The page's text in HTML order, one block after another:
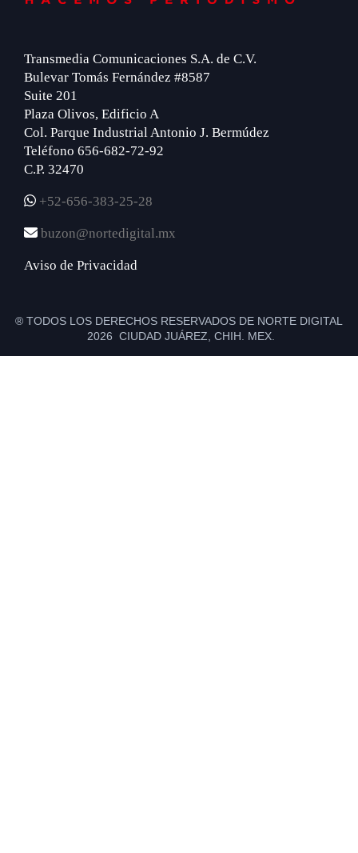
Transmedia Comunicaciones S.A. de C.V.
Bulevar Tomás Fernández #8587
Suite 201
Plaza Olivos, Edificio A
Col. Parque Industrial Antonio J. Bermúdez
Teléfono 656-682-72-92
C.P. 32470
+52-656-383-25-28
buzon@nortedigital.mx
Aviso de Privacidad
® TODOS LOS DERECHOS RESERVADOS DE NORTE DIGITAL
2026 CIUDAD JUÁREZ, CHIH. MEX.